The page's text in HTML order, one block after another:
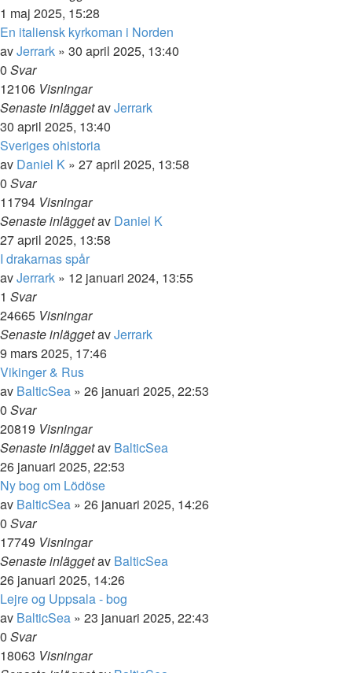
1 maj 2025, 15:28
En italiensk kyrkoman i Norden
avJerrark » 30 april 2025, 13:40
0 Svar
12106 Visningar
Senaste inläggetavJerrark
30 april 2025, 13:40
Sveriges ohistoria
av Daniel K » 27 april 2025, 13:58
0 Svar
11794 Visningar
Senaste inläggetav Daniel K
27 april 2025, 13:58
I drakarnas spår
avJerrark » 12 januari 2024, 13:55
1 Svar
24665 Visningar
Senaste inläggetavJerrark
9 mars 2025, 17:46
Vikinger & Rus
av BalticSea » 26 januari 2025, 22:53
0 Svar
20819 Visningar
Senaste inläggetav BalticSea
26 januari 2025, 22:53
Ny bog om Lödöse
av BalticSea » 26 januari 2025, 14:26
0 Svar
17749 Visningar
Senaste inläggetav BalticSea
26 januari 2025, 14:26
Lejre og Uppsala - bog
av BalticSea » 23 januari 2025, 22:43
0 Svar
18063 Visningar